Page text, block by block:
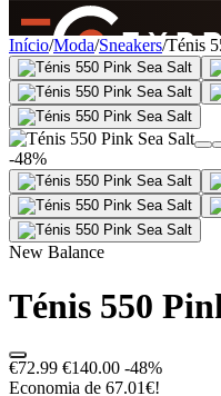
SINCE 2005
+de 36.000 reviews
Início/Moda/Sneakers/Ténis
-48%
New Balance
Ténis 550
€72.99 €140.00 -48%
Economia de 67.01€!